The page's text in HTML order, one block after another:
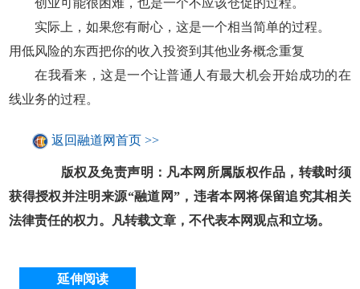
创业可能很困难，也是一个不应该仓促的过程。
实际上，如果您有耐心，这是一个相当简单的过程。
用低风险的东西把你的收入投资到其他业务概念重复
在我看来，这是一个让普通人有最大机会开始成功的在
线业务的过程。
返回融道网首页 >>
版权及免责声明：凡本网所属版权作品，转载时须
获得授权并注明来源“融道网”，违者本网将保留追究其相关
法律责任的权力。凡转载文章，不代表本网观点和立场。
延伸阅读